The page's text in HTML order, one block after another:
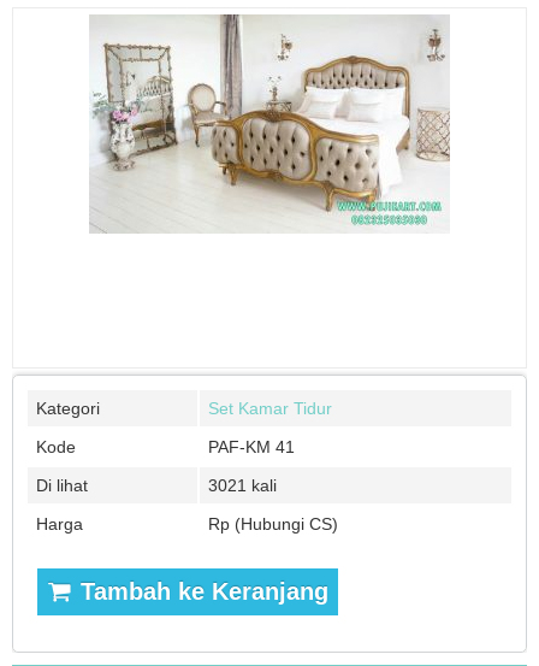
Kategori
Set Kamar Tidur
Kode
PAF-KM 41
Di lihat
3021 kali
Harga
Rp (Hubungi CS)
Tambah ke Keranjang